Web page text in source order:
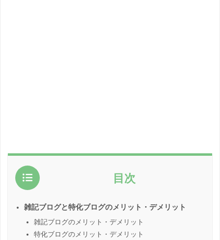
目次
雑記ブログと特化ブログのメリット・デメリット
雑記ブログのメリット・デメリット
特化ブログのメリット・デメリット